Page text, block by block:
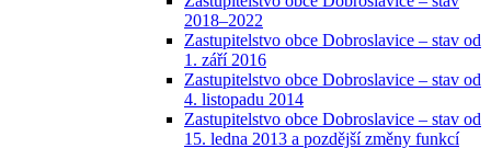
2018–2022
Zastupitelstvo obce Dobroslavice – stav od
1. září 2016
Zastupitelstvo obce Dobroslavice – stav od
4. listopadu 2014
Zastupitelstvo obce Dobroslavice – stav od
15. ledna 2013 a pozdější změny funkcí